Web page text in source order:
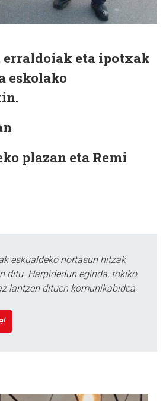
eta ipotxak
eskolako
plazan eta Remi
eskualdeko nortasun hitzak
ditu. Harpidedun eginda, tokiko
lantzen dituen komunikabidea